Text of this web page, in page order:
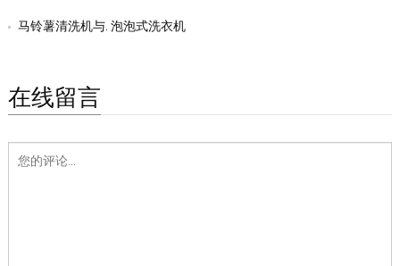
马铃薯清洗机与. 泡泡式洗衣机
在线留言